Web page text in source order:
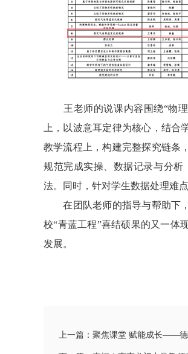
王老师的说课内容围绕“物理
上，以波意耳定律为核心，结
教学流程上，构建完整探究链条
规范完成实操、数据记录与分
法。同时，针对学生数据处理难
在团队老师的指导与帮助下，
校“青蓝工程”喜结硕果的又一体
发展。
上一篇：聚焦课堂 赋能成长——